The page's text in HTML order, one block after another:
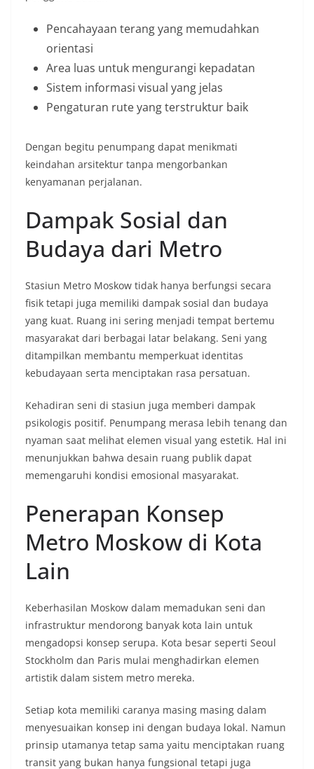
Pencahayaan terang yang memudahkan
orientasi
Area luas untuk mengurangi kepadatan
Sistem informasi visual yang jelas
Pengaturan rute yang terstruktur baik
Dengan begitu penumpang dapat menikmati
keindahan arsitektur tanpa mengorbankan
kenyamanan perjalanan.
Dampak Sosial dan
Budaya dari Metro
Stasiun Metro Moskow tidak hanya berfungsi secara
fisik tetapi juga memiliki dampak sosial dan budaya
yang kuat. Ruang ini sering menjadi tempat bertemu
masyarakat dari berbagai latar belakang. Seni yang
ditampilkan membantu memperkuat identitas
kebudayaan serta menciptakan rasa persatuan.
Kehadiran seni di stasiun juga memberi dampak
psikologis positif. Penumpang merasa lebih tenang dan
nyaman saat melihat elemen visual yang estetik. Hal ini
menunjukkan bahwa desain ruang publik dapat
memengaruhi kondisi emosional masyarakat.
Penerapan Konsep
Metro Moskow di Kota
Lain
Keberhasilan Moskow dalam memadukan seni dan
infrastruktur mendorong banyak kota lain untuk
mengadopsi konsep serupa. Kota besar seperti Seoul
Stockholm dan Paris mulai menghadirkan elemen
artistik dalam sistem metro mereka.
Setiap kota memiliki caranya masing masing dalam
menyesuaikan konsep ini dengan budaya lokal. Namun
prinsip utamanya tetap sama yaitu menciptakan ruang
transit yang bukan hanya fungsional tetapi juga